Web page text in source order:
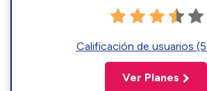
Calificación de usuarios
Ver Planes